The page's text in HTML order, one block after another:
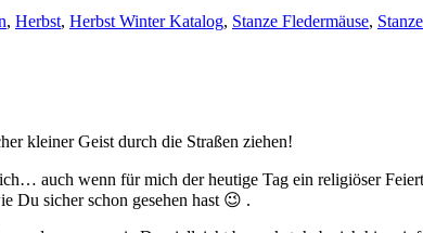
–
–
Katalog…“
, Herbst, Herbst Winter Katalog, Stanze Fledermäuse,
kleiner Geist durch die Straßen ziehen!
auch wenn für mich der heutige Tag ein religiöser
Du sicher schon gesehen hast 😉 .